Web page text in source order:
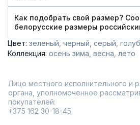
Как подобрать свой размер?
белорусские размеры
Цвет: зеленый черный серый
Коллекция: осень зима весна лето
Лицо местного исполнительного и
органа, уполномоченное
покупателей:
+375 162 30-18-45